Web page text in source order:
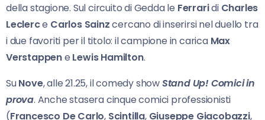
della stagione. Sul circuito di Gedda le Ferraridi Charles
Leclerce Carlos Sainzcercano di inserirsi nel duello tra
i due favoriti per il titolo: il campione in carica Max
Verstappene Lewis Hamilton.
SuNove, alle 21.25, il comedy showStand Up! Comici in
prova. Anche stasera cinque comici professionisti
(Francesco De Carlo, Scintilla, Giuseppe Giacobazzi,